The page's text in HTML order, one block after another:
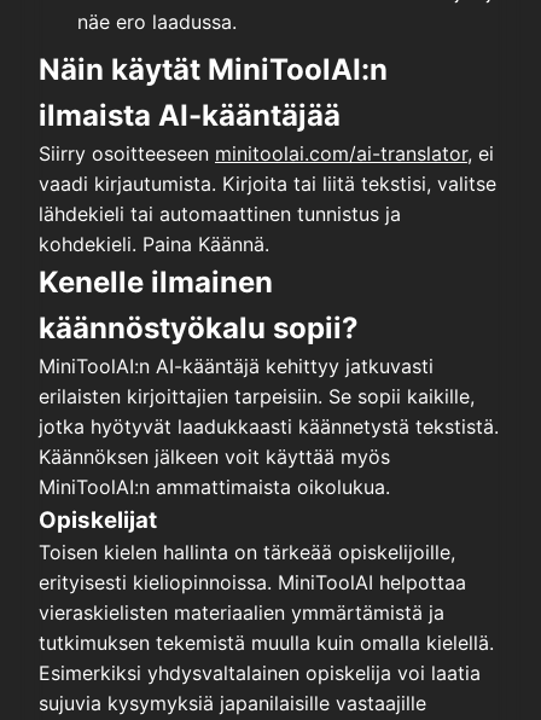
näe ero laadussa.
Näin käytät MiniToolAI:n
ilmaista AI-kääntäjää
Siirry osoitteeseen minitoolai.com/ai-translator, ei
vaadi kirjautumista. Kirjoita tai liitä tekstisi, valitse
lähdekieli tai automaattinen tunnistus ja
kohdekieli. Paina Käännä.
Kenelle ilmainen
käännöstyökalu sopii?
MiniToolAI:n AI-kääntäjä kehittyy jatkuvasti
erilaisten kirjoittajien tarpeisiin. Se sopii kaikille,
jotka hyötyvät laadukkaasti käännetystä tekstistä.
Käännöksen jälkeen voit käyttää myös
MiniToolAI:n ammattimaista oikolukua.
Opiskelijat
Toisen kielen hallinta on tärkeää opiskelijoille,
erityisesti kieliopinnoissa. MiniToolAI helpottaa
vieraskielisten materiaalien ymmärtämistä ja
tutkimuksen tekemistä muulla kuin omalla kielellä.
Esimerkiksi yhdysvaltalainen opiskelija voi laatia
sujuvia kysymyksiä japanilaisille vastaajille